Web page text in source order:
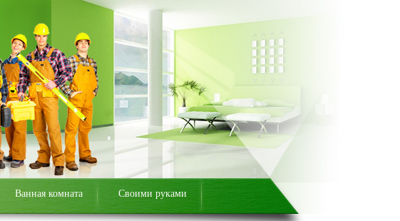
Ванная комната Своими руками